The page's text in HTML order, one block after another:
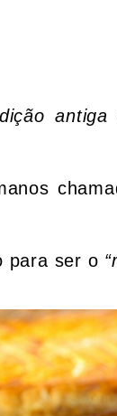
antiga
para ser o